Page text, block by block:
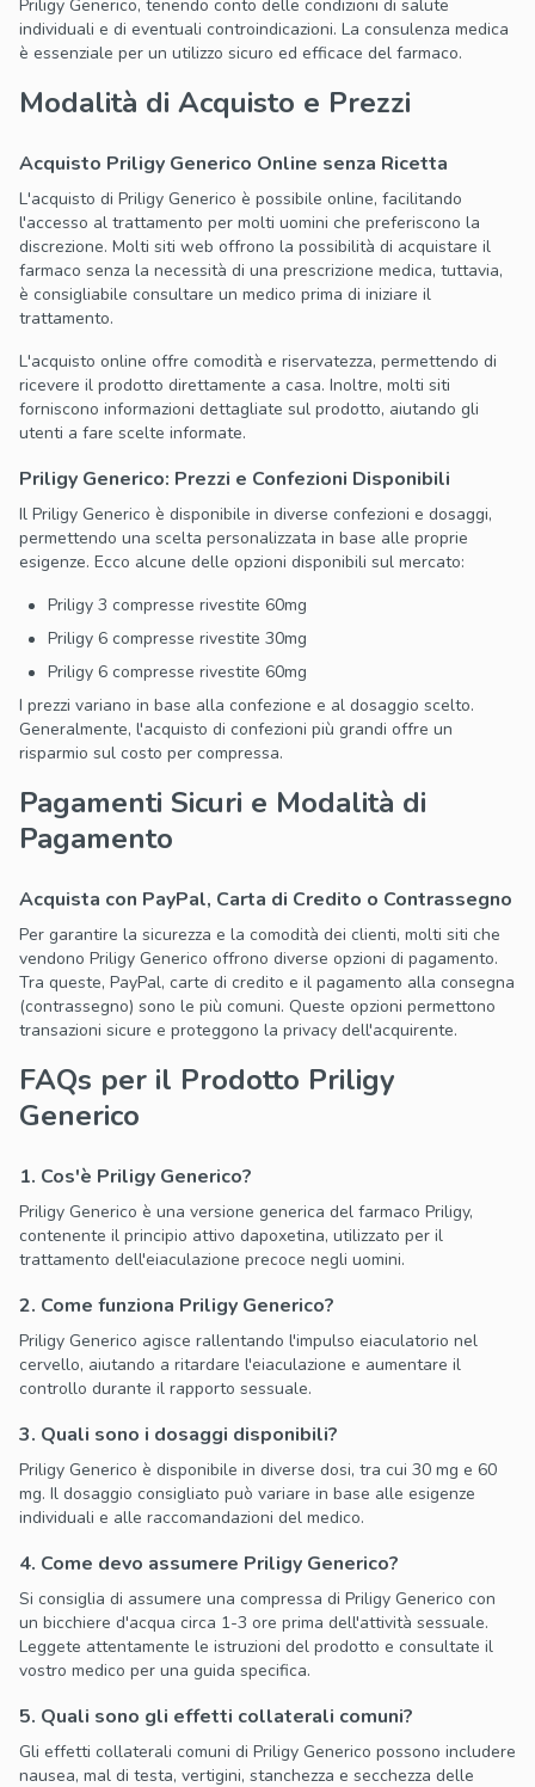
Priligy Generico, tenendo conto delle condizioni di salute
individuali e di eventuali controindicazioni. La consulenza medica
è essenziale per un utilizzo sicuro ed efficace del farmaco.
Modalità di Acquisto e Prezzi
Acquisto Priligy Generico Online senza Ricetta
L'acquisto di Priligy Generico è possibile online, facilitando
l'accesso al trattamento per molti uomini che preferiscono la
discrezione. Molti siti web offrono la possibilità di acquistare il
farmaco senza la necessità di una prescrizione medica, tuttavia,
è consigliabile consultare un medico prima di iniziare il
trattamento.
L'acquisto online offre comodità e riservatezza, permettendo di
ricevere il prodotto direttamente a casa. Inoltre, molti siti
forniscono informazioni dettagliate sul prodotto, aiutando gli
utenti a fare scelte informate.
Priligy Generico: Prezzi e Confezioni Disponibili
Il Priligy Generico è disponibile in diverse confezioni e dosaggi,
permettendo una scelta personalizzata in base alle proprie
esigenze. Ecco alcune delle opzioni disponibili sul mercato:
Priligy 3 compresse rivestite 60mg
Priligy 6 compresse rivestite 30mg
Priligy 6 compresse rivestite 60mg
I prezzi variano in base alla confezione e al dosaggio scelto.
Generalmente, l'acquisto di confezioni più grandi offre un
risparmio sul costo per compressa.
Pagamenti Sicuri e Modalità di
Pagamento
Acquista con PayPal, Carta di Credito o Contrassegno
Per garantire la sicurezza e la comodità dei clienti, molti siti che
vendono Priligy Generico offrono diverse opzioni di pagamento.
Tra queste, PayPal, carte di credito e il pagamento alla consegna
(contrassegno) sono le più comuni. Queste opzioni permettono
transazioni sicure e proteggono la privacy dell'acquirente.
FAQs per il Prodotto Priligy
Generico
1. Cos'è Priligy Generico?
Priligy Generico è una versione generica del farmaco Priligy,
contenente il principio attivo dapoxetina, utilizzato per il
trattamento dell'eiaculazione precoce negli uomini.
2. Come funziona Priligy Generico?
Priligy Generico agisce rallentando l'impulso eiaculatorio nel
cervello, aiutando a ritardare l'eiaculazione e aumentare il
controllo durante il rapporto sessuale.
3. Quali sono i dosaggi disponibili?
Priligy Generico è disponibile in diverse dosi, tra cui 30 mg e 60
mg. Il dosaggio consigliato può variare in base alle esigenze
individuali e alle raccomandazioni del medico.
4. Come devo assumere Priligy Generico?
Si consiglia di assumere una compressa di Priligy Generico con
un bicchiere d'acqua circa 1-3 ore prima dell'attività sessuale.
Leggete attentamente le istruzioni del prodotto e consultate il
vostro medico per una guida specifica.
5. Quali sono gli effetti collaterali comuni?
Gli effetti collaterali comuni di Priligy Generico possono includere
nausea, mal di testa, vertigini, stanchezza e secchezza delle